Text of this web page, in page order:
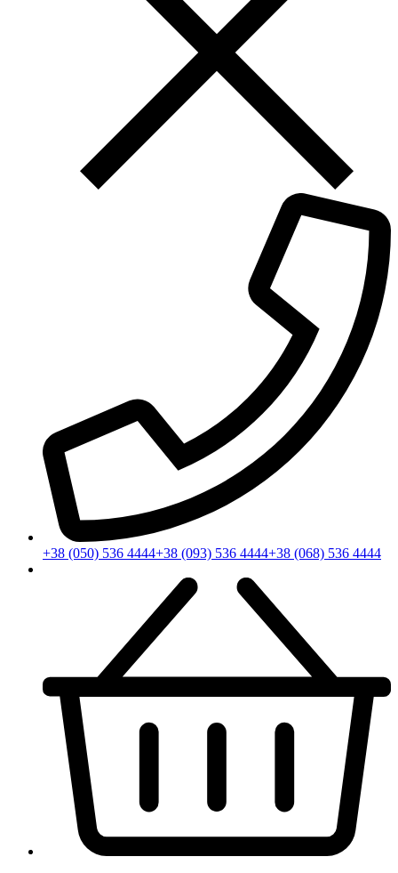
+38 (050) 536 4444+38 (093) 536 4444+38 (068) 536 4444